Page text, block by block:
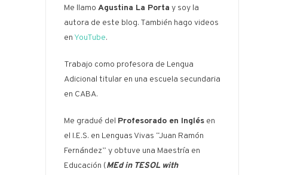
Me llamo Agustina La Porta y soy la
autora de este blog. También hago videos
en YouTube.
Trabajo como profesora de Lengua
Adicional titular en una escuela secundaria
en CABA.
Me gradué del Profesorado en Inglés en
el I.E.S. en Lenguas Vivas “Juan Ramón
Fernández” y obtuve una Maestría en
Educación (MEd in TESOL with